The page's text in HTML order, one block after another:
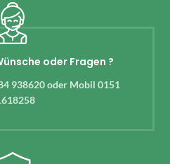
oder Fragen ?
938620 oder Mobil 0151